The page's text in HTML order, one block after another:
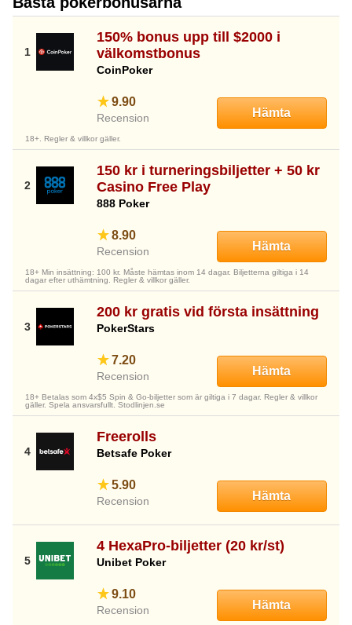
150% bonus upp till $2000 i
välkomstbonus
CoinPoker
9.90
Recension Hämta
18+. Regler & villkor gäller.
150 kr i turneringsbiljetter + 50 kr
Casino Free Play
888 Poker
8.90
Recension Hämta
18+ Min insättning: 100 kr. Måste hämtas inom 14 dagar. Biljetterna giltiga i 14
dagar efter uthämtning. Regler & villkor gäller.
200 kr gratis vid första insättning
PokerStars
7.20
Recension Hämta
18+ Betalas som 4x$5 Spin & Go-biljetter som är giltiga i 7 dagar. Regler & villkor
gäller. Spela ansvarsfullt. Stodlinjen.se
Freerolls
Betsafe Poker
5.90
Recension Hämta
4 HexaPro-biljetter (20 kr/st)
Unibet Poker
9.10
Recension Hämta